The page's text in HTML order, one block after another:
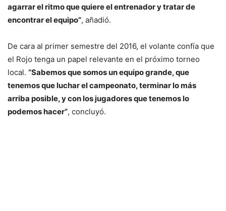
agarrar el ritmo que quiere el entrenador y tratar de
encontrar el equipo”, añadió.
De cara al primer semestre del 2016, el volante confía que
el Rojo tenga un papel relevante en el próximo torneo
local. “Sabemos que somos un equipo grande, que
tenemos que luchar el campeonato, terminar lo más
arriba posible, y con los jugadores que tenemos lo
podemos hacer”, concluyó.